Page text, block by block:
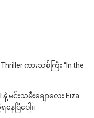
ကားသစ်ကြီး “In the
မင်းသမီးချောလေး Eiza
ပြီပေါ့။